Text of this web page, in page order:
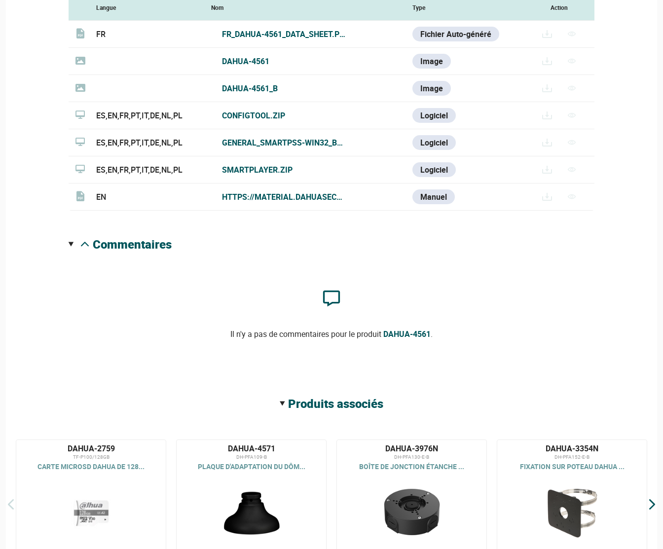
Langue Nom Type Action
FR FR_DAHUA-4561_DATA_SHEET.PDF Fichier Auto-généré
DAHUA-4561 Image
DAHUA-4561_B Image
ES,EN,FR,PT,IT,DE,NL,PL CONFIGTOOL.ZIP Logiciel
ES,EN,FR,PT,IT,DE,NL,PL GENERAL_SMARTPSS-WIN32_BYDEMES_ENGSPFRPT_V2.002.200714.RAR
Logiciel
ES,EN,FR,PT,IT,DE,NL,PL SMARTPLAYER.ZIP Logiciel
EN HTTPS://MATERIAL.DAHUASECURITY.COM/UPLOADS/SOFT/20240726/DAHUA-CAMERA-ACCESSORIES-
Manuel
commentaires
Il n'y a pas de commentaires pour le produit DAHUA-4561.
produits associés
DAHUA-2759
TF-P100/128GB
CARTE MICROSD DAHUA DE 128...
DAHUA-4571
DH-PFA109-B
PLAQUE D'ADAPTATION DU DÔM...
DAHUA-3976N
DH-PFA130-E-B
BOÎTE DE JONCTION ÉTANCHE ...
DAHUA-3354N
DH-PFA152-E-B
FIXATION SUR POTEAU DAHUA ...